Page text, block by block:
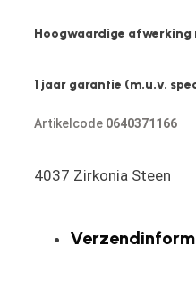
Hoogwaardige afwerking
1 jaar garantie (m.u.v.
Artikelcode 0640371166
4037 Zirkonia Steen